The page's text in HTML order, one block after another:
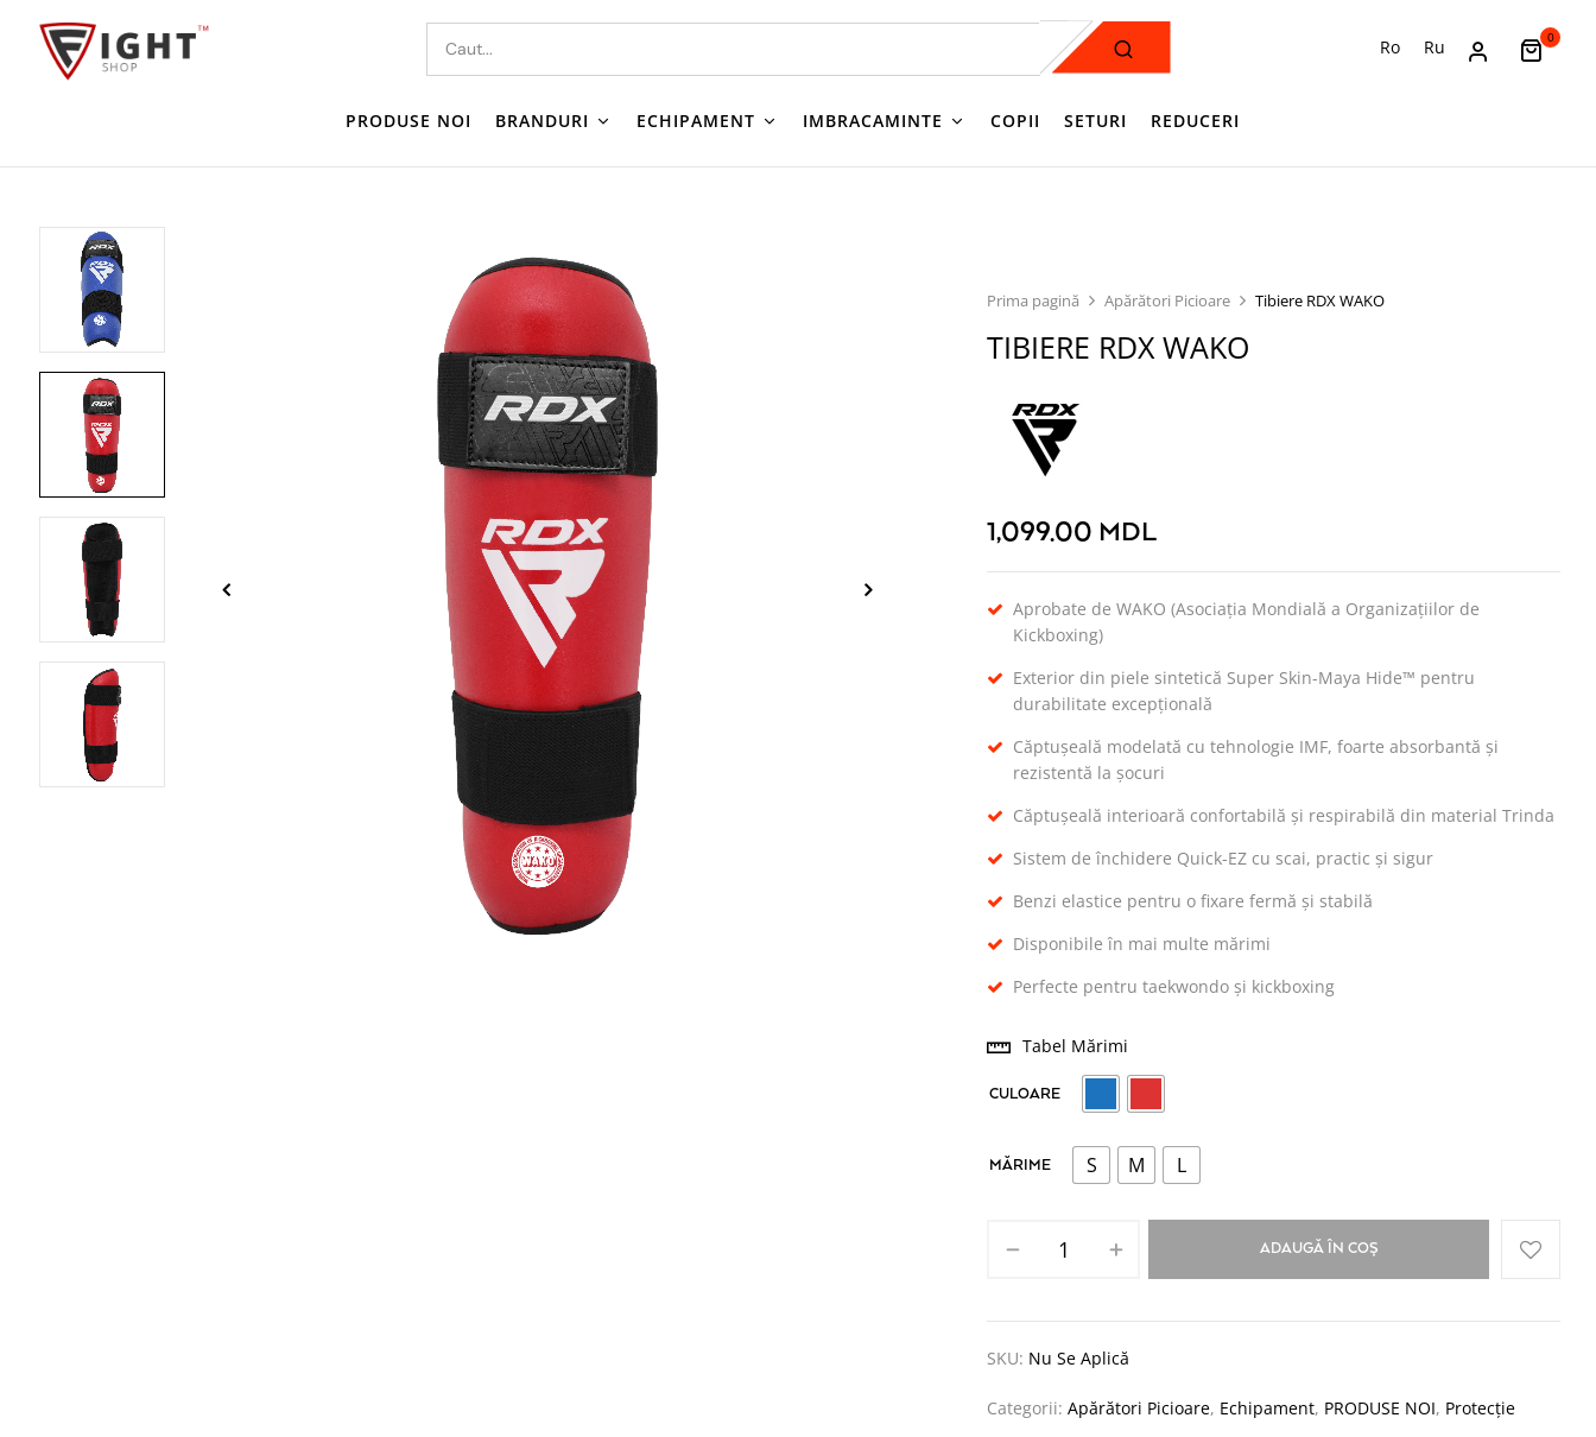
Ro Ru 0
PRODUSE NOI BRANDURI ECHIPAMENT IMBRACAMINTE COPII SETURI REDUCERI
Prima pagină Apărători Picioare Tibiere RDX WAKO
TIBIERE RDX WAKO
1,099.00 MDL
Aprobate de WAKO (Asociația Mondială a Organizațiilor de
Kickboxing)
Exterior din piele sintetică Super Skin-Maya Hide™ pentru
durabilitate excepțională
Căptușeală modelată cu tehnologie IMF, foarte absorbantă și
rezistentă la șocuri
Căptușeală interioară confortabilă și respirabilă din material Trinda
Sistem de închidere Quick-EZ cu scai, practic și sigur
Benzi elastice pentru o fixare fermă și stabilă
Disponibile în mai multe mărimi
Perfecte pentru taekwondo și kickboxing
Tabel Mărimi
CULOARE
MĂRIME S M L
ADAUGĂ ÎN COȘ
SKU: Nu Se Aplică
Categorii:Apărători Picioare, Echipament, PRODUSE NOI, Protecție